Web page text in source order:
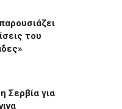
του
Σερβία για